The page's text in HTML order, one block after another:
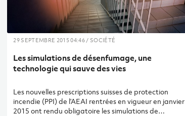
29 SEPTEMBRE 2015 04:46 / SOCIÉTÉ
Les simulations de désenfumage, une
technologie qui sauve des vies
Les nouvelles prescriptions suisses de protection
incendie (PPI) de l’AEAI rentrées en vigueur en janvier
2015 ont rendu obligatoire les simulations de